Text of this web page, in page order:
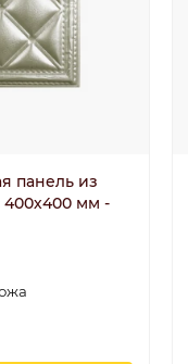
панель из
400х400 мм -